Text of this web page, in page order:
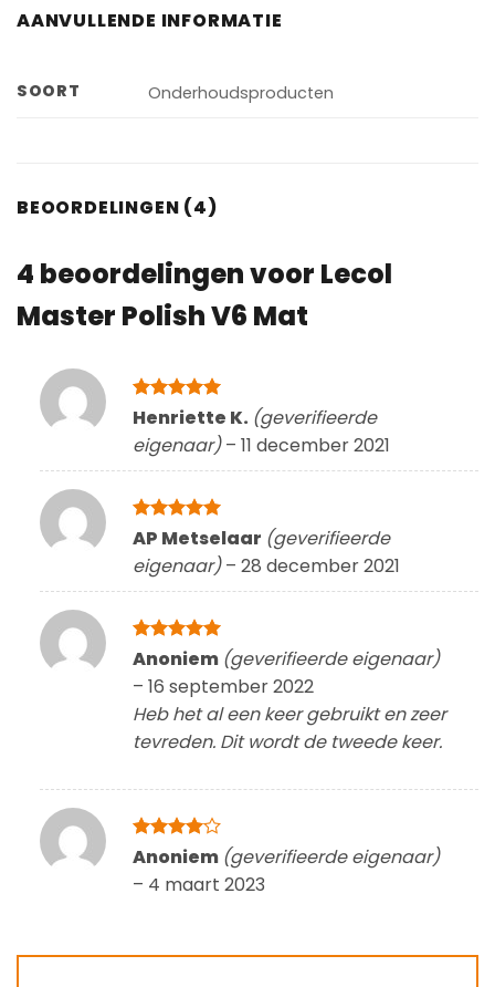
AANVULLENDE INFORMATIE
SOORT Onderhoudsproducten
BEOORDELINGEN (4)
4 beoordelingen voor Lecol
Master Polish V6 Mat
Gewaardeerd
Henriette K. (geverifieerde
eigenaar) – 11 december 2021
Gewaardeerd
AP Metselaar (geverifieerde
eigenaar) – 28 december 2021
Gewaardeerd
5 uit 5
Anoniem (geverifieerde eigenaar)
– 16 september 2022
Heb het al een keer gebruikt en zeer
tevreden. Dit wordt de tweede keer.
Gewaardeerd
Anoniem (geverifieerde eigenaar)
– 4 maart 2023